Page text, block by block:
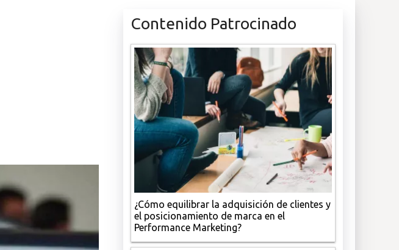
Contenido Patrocinado
¿Cómo equilibrar la adquisición de clientes y
el posicionamiento de marca en el
Performance Marketing?